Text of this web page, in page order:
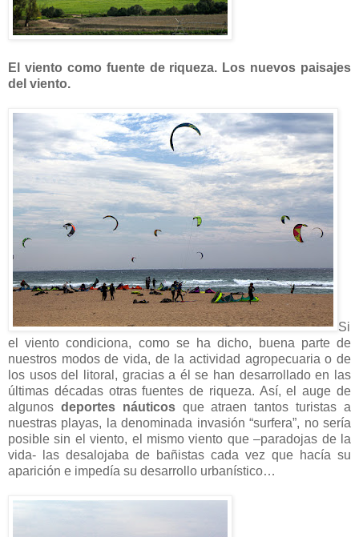
El viento como fuente de riqueza. Los nuevos paisajes
del viento.
Si
el viento condiciona, como se ha dicho, buena parte de
nuestros modos de vida, de la actividad agropecuaria o de
los usos del litoral, gracias a él se han desarrollado en las
últimas décadas otras fuentes de riqueza. Así, el auge de
algunos deportes náuticosque atraen tantos turistas a
nuestras playas, la denominada invasión “surfera”, no sería
posible sin el viento, el mismo viento que –paradojas de la
vida- las desalojaba de bañistas cada vez que hacía su
aparición e impedía su desarrollo urbanístico…